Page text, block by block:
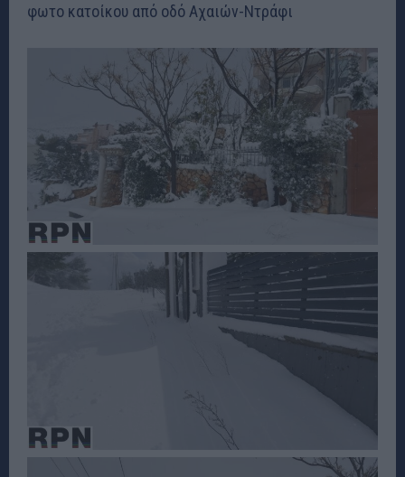
φωτο κατοίκου από οδό Αχαιών-Ντράφι